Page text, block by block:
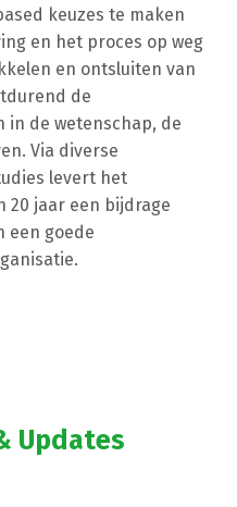
keuzes te maken
en het proces op weg
en ontsluiten van
de
in de wetenschap, de
Via diverse
levert het
20 jaar een bijdrage
een goede
Updates